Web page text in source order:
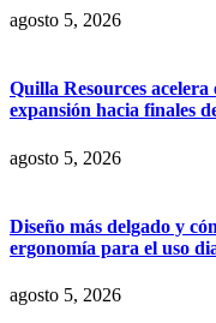
agosto 5, 2026
Quilla Resources
expansión hacia finales
agosto 5, 2026
Diseño más delgado y
ergonomía para el uso
agosto 5, 2026